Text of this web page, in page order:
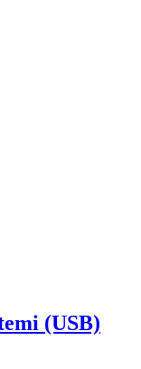
(USB)